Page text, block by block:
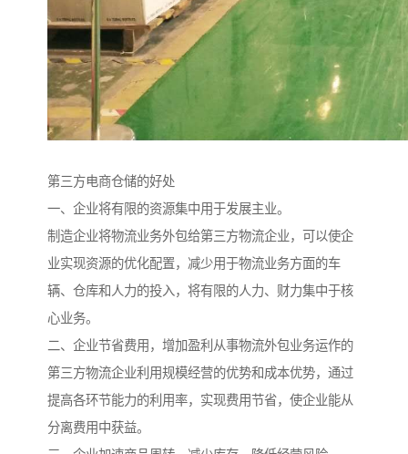
第三方电商仓储的好处
一、企业将有限的资源集中用于发展主业。
制造企业将物流业务外包给第三方物流企业，可以使企
业实现资源的优化配置，减少用于物流业务方面的车
辆、仓库和人力的投入，将有限的人力、财力集中于核
心业务。
二、企业节省费用，增加盈利从事物流外包业务运作的
第三方物流企业利用规模经营的优势和成本优势，通过
提高各环节能力的利用率，实现费用节省，使企业能从
分离费用中获益。